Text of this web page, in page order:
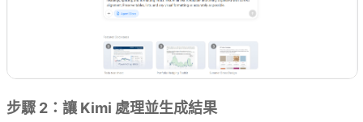
步驟 2：讓 Kimi 處理並生成結果